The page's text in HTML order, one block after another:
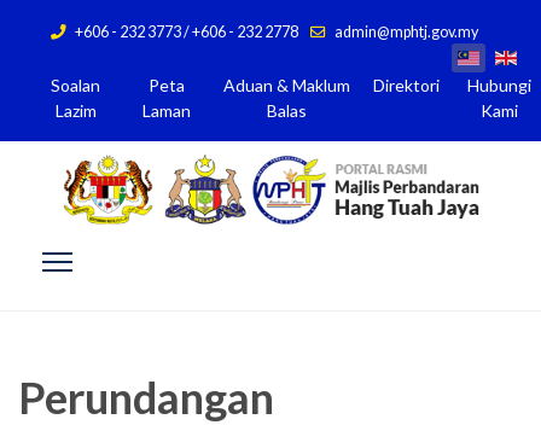
+606 - 232 3773 / +606 - 232 2778 admin@mphtj.gov.my
Soalan
Lazim
Peta
Laman
Aduan & Maklum
Balas
Direktori
Hubungi
Kami
Perundangan